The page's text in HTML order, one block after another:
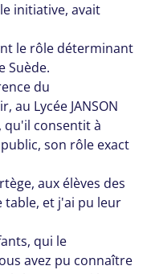
initiative, avait
le rôle déterminant
Suède.
du
au Lycée JANSON
qu'il consentit à
son rôle exact
aux élèves des
table, et j'ai pu leur
qui le
avez pu connaître